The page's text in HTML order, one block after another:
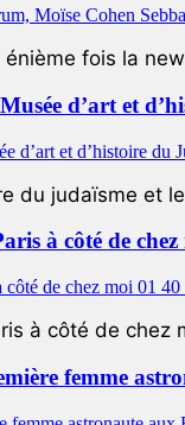
énième fois la
d’art et
du judaïsme et
à côté de chez
à côté de chez
femme